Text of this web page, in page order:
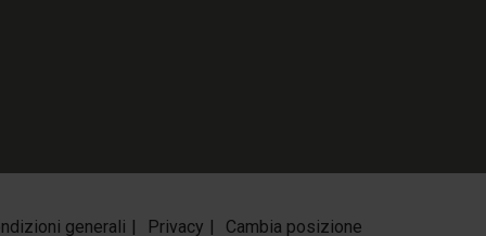
generali Privacy Cambia posizione